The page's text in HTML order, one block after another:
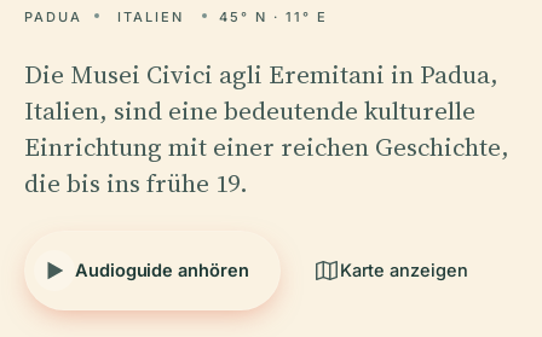
PADUA ITALIEN 45° N · 11° E
Die Musei Civici agli Eremitani in Padua,
Italien, sind eine bedeutende kulturelle
Einrichtung mit einer reichen Geschichte,
die bis ins frühe 19.
Audioguide anhören Karte anzeigen